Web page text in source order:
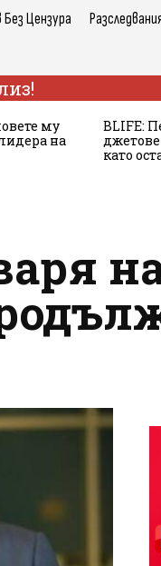
Без Цензура
му
на
BLIFE:
като